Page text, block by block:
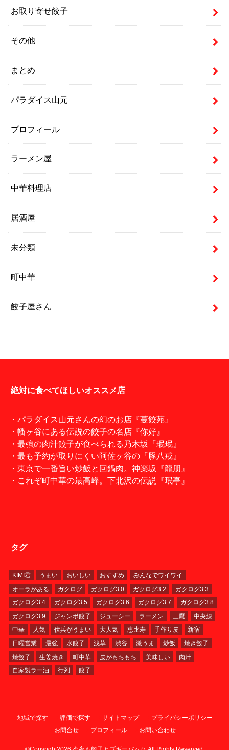
お取り寄せ餃子
その他
まとめ
パラダイス山元
プロフィール
ラーメン屋
中華料理店
居酒屋
未分類
町中華
餃子屋さん
絶対に食べてほしいオススメ店
・パラダイス山元さんの幻のお店『蔓餃苑』
・幡ヶ谷にある伝説の餃子の名店『你好』
・最強の肉汁餃子が食べられる乃木坂『珉珉』
・最も予約が取りにくい阿佐ヶ谷の『豚八戒』
・東京で一番旨い炒飯と回鍋肉。神楽坂『龍朋』
・これぞ町中華の最高峰。下北沢の伝説『珉亭』
タグ
KIMI君 うまい おいしい おすすめ
みんなでワイワイ
オーラがある
ガクログ ガクログ3.0 ガクログ3.2
ガクログ3.3
ガクログ3.4
ガクログ3.5 ガクログ3.6 ガクログ3.7
ガクログ3.8
ガクログ3.9
ジャンボ餃子 ジューシー ラーメン 三鷹
中央線
中華
人気 伏兵がうまい 大人気 恵比寿 手作り皮
新宿
日曜営業
最強 水餃子 浅草 渋谷 激うま 炒飯
焼き餃子
焼餃子
生姜焼き 町中華 皮がもちもち 美味しい
肉汁
自家製ラー油
行列 餃子
地域で探す 評価で探す サイトマップ
プライバシーポリシー
お問合せ
プロフィール お問い合わせ